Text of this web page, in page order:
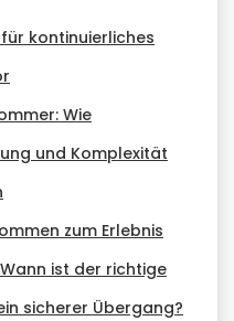
kontinuierliches
Wie
und Komplexität
zum Erlebnis
ist der richtige
sicherer Übergang?